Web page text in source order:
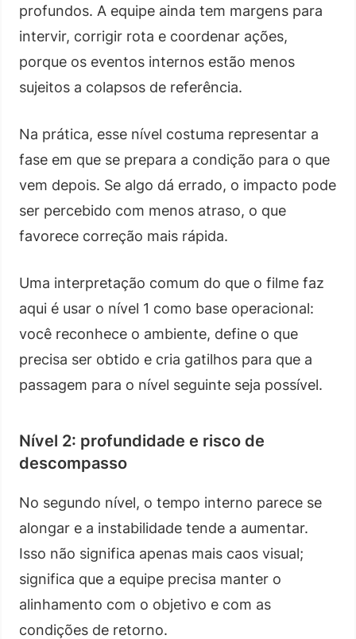
profundos. A equipe ainda tem margens para
intervir, corrigir rota e coordenar ações,
porque os eventos internos estão menos
sujeitos a colapsos de referência.
Na prática, esse nível costuma representar a
fase em que se prepara a condição para o que
vem depois. Se algo dá errado, o impacto pode
ser percebido com menos atraso, o que
favorece correção mais rápida.
Uma interpretação comum do que o filme faz
aqui é usar o nível 1 como base operacional:
você reconhece o ambiente, define o que
precisa ser obtido e cria gatilhos para que a
passagem para o nível seguinte seja possível.
Nível 2: profundidade e risco de
descompasso
No segundo nível, o tempo interno parece se
alongar e a instabilidade tende a aumentar.
Isso não significa apenas mais caos visual;
significa que a equipe precisa manter o
alinhamento com o objetivo e com as
condições de retorno.